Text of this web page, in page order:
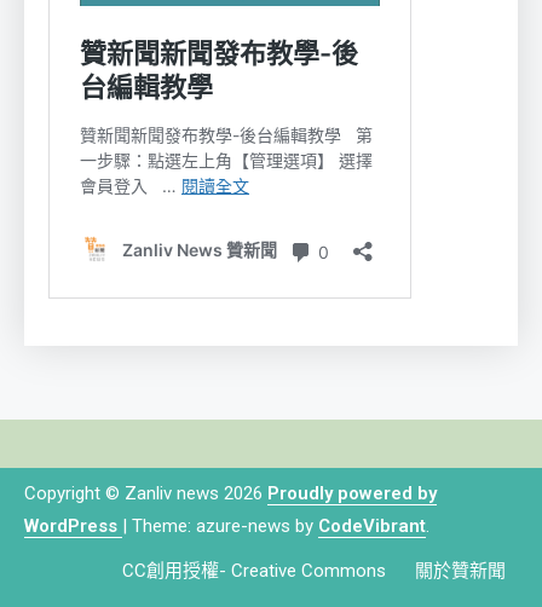
Copyright © Zanliv news 2026 Proudly powered by
WordPress
Theme: azure-news by CodeVibrant.
CC創用授權- Creative Commons 關於贊新聞